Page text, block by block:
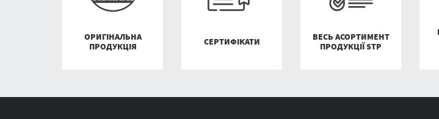
ОРИГІНАЛЬНА
ПРОДУКЦІЯ
СЕРТИФІКАТИ
ВЕСЬ АСОРТИМЕНТ
ПРОДУКЦІЇ STP